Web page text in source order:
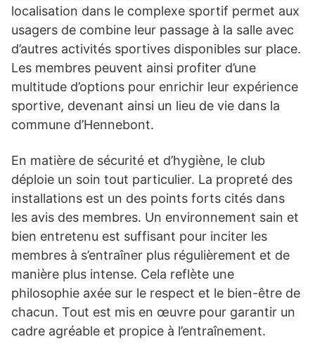
localisation dans le complexe sportif permet aux
usagers de combine leur passage à la salle avec
d’autres activités sportives disponibles sur place.
Les membres peuvent ainsi profiter d’une
multitude d’options pour enrichir leur expérience
sportive, devenant ainsi un lieu de vie dans la
commune d’Hennebont.
En matière de sécurité et d’hygiène, le club
déploie un soin tout particulier. La propreté des
installations est un des points forts cités dans
les avis des membres. Un environnement sain et
bien entretenu est suffisant pour inciter les
membres à s’entraîner plus régulièrement et de
manière plus intense. Cela reflète une
philosophie axée sur le respect et le bien-être de
chacun. Tout est mis en œuvre pour garantir un
cadre agréable et propice à l’entraînement.